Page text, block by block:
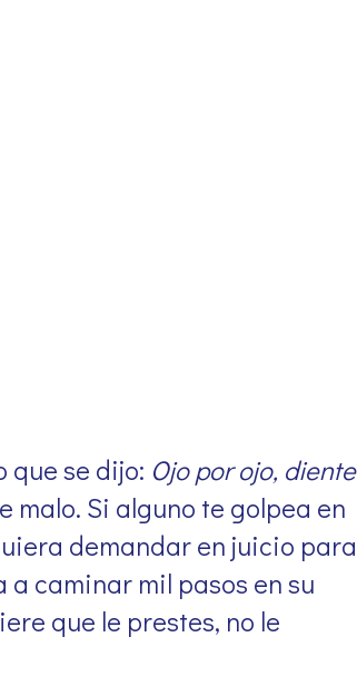
que se dijo: Ojo por ojo, diente
malo. Si alguno te golpea en
demandar en juicio para
caminar mil pasos en su
que le prestes, no le